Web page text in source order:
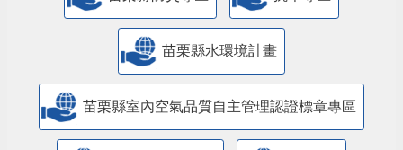
苗栗縣水環境計畫
苗栗縣室內空氣品質自主管理認證標章專區